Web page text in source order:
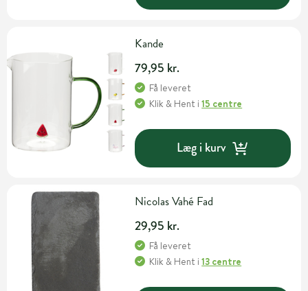
Kande
79,95 kr.
Få leveret
Klik & Hent i15 centre
Læg i kurv
Nicolas Vahé Fad
29,95 kr.
Få leveret
Klik & Hent i13 centre